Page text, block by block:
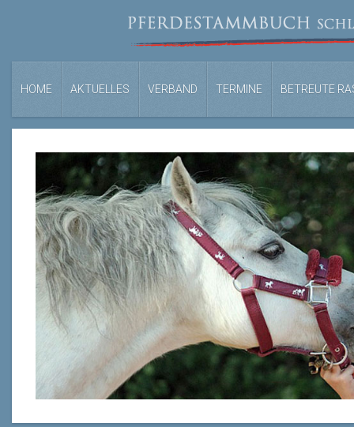
HOME AKTUELLES VERBAND TERMINE BETREUTE